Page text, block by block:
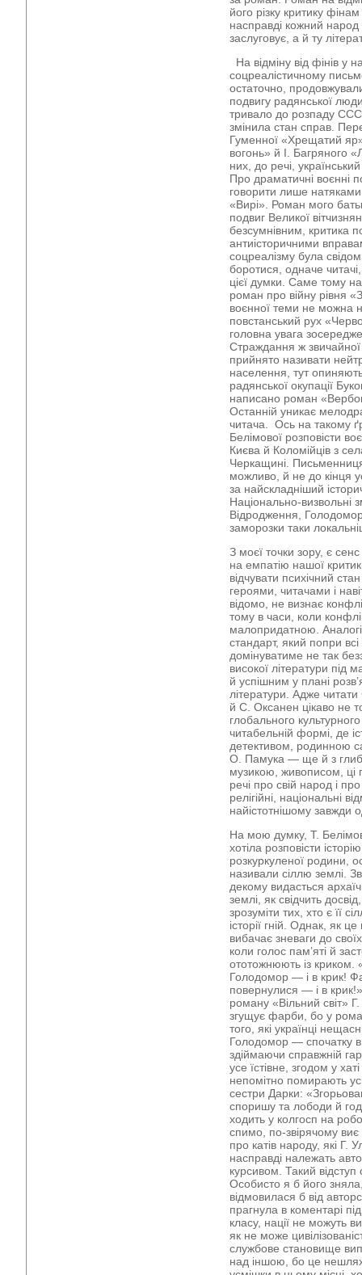
його різку критику
насправді кожний народ
заслуговує, а й ту
На відміну від фінів у
соцреалістичному
остаточно,
подвигу радянської
тривало до розпаду
змінила стан справ.
Гуменної «Хрещатий
вогонь» й І. Багряного
них, до речі,
Про драматичні воєнні
говорити лише
«Вирі». Роман мого
подвиг Великої
безсумнівним, критика
антиісторичними
соцреалізму була
боротися, одначе
цієї думки. Саме тому
роман про війну рівня
воєнної теми не можна
повстанський рух
головна увага
Страждання ж
прийнято називати
населення, тут
радянської окупації
написано роман
Останній уникає
читача. Ось на такому
Белімової розповісти
Києва й Коломійців з
Черкащині.
можливо, й не до кінця
за найскладніший
Національно-визвольні
Відродження,
заморозки таки
З моєї точки зору, є
на емпатію нашої
відчувати психічний
героями, читачами і
відомо, не визнає
тому в часи, коли
малопридатною.
стандарт, який попри
домінуватиме не так
високої літератури під
й успішним у плані
літератури. Адже
й С. Оксанен цікаво не
глобального
читабельній формі, де
детективом, родинною
О. Памука — ще й з
музикою, живописом, ці
речі про свій народ і
релігійні, національні
найістотнішому завжди
На мою думку, Т.
хотіла розповісти
розкуркуленої родини,
називали сіллю землі.
декому видасться
землі, як свідчить
зрозуміти тих, хто є її
історії гній. Однак, як
вибачає зневаги до
коли голос пам’яті й
ототожнюють із криком.
Голодомор — і в крик!
повернулися — і в
роману «Вільний світ»
згущує фарби, бо у
того, які українці
Голодомор — спочатку в
здіймаючи справжній
усе їстівне, згодом у
непомітно помирають
сестри Дарки:
споришу та лободи й
ходить у колгосп на
спимо, по-звірячому
про катів народу, які
насправді належать
курсивом. Такий
Особисто я б його зняла,
відмовилася б від
прагнула в коментарі
класу, нації не можуть
як не може
службове становище
над іншою, бо це